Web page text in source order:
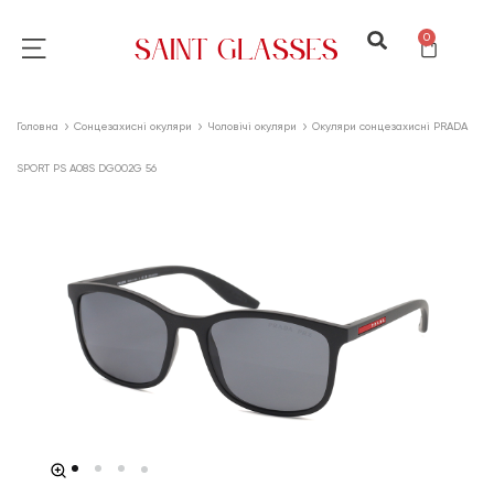
0
Головна Сонцезахисні окуляри Чоловічі окуляри Окуляри сонцезахисні PRADA
SPORT PS A08S DG002G 56